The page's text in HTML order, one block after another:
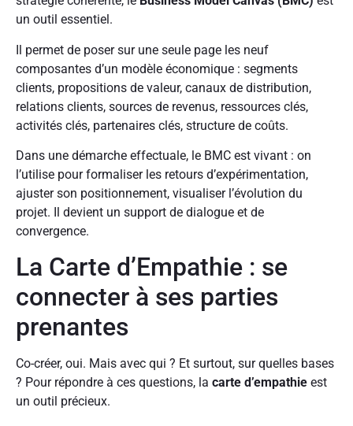
un outil essentiel.
Il permet de poser sur une seule page les neuf
composantes d’un modèle économique : segments
clients, propositions de valeur, canaux de distribution,
relations clients, sources de revenus, ressources clés,
activités clés, partenaires clés, structure de coûts.
Dans une démarche effectuale, le BMC est vivant : on
l’utilise pour formaliser les retours d’expérimentation,
ajuster son positionnement, visualiser l’évolution du
projet. Il devient un support de dialogue et de
convergence.
La Carte d’Empathie : se
connecter à ses parties
prenantes
Co-créer, oui. Mais avec qui ? Et surtout, sur quelles bases
? Pour répondre à ces questions, la carte d’empathie est
un outil précieux.